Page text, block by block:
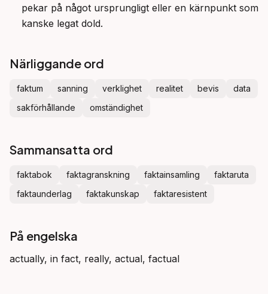
pekar på något ursprungligt eller en kärnpunkt som
kanske legat dold.
Närliggande ord
faktum sanning verklighet realitet bevis
data
sakförhållande
omständighet
Sammansatta ord
faktabok faktagranskning faktainsamling
faktaruta
faktaunderlag
faktakunskap faktaresistent
På engelska
actually, in fact, really, actual, factual